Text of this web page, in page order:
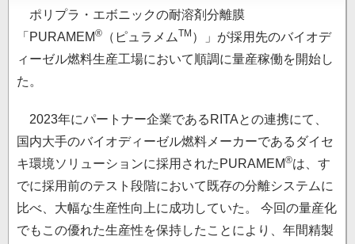
ポリプラ・エボニックの耐溶剤分離膜
「PURAMEM® （ピュラメムTM ）」が採用先のバイオデ
ィーゼル燃料生産工場において順調に量産稼働を開始し
た。
2023年にパートナー企業であるRITAとの連携にて、
国内大手のバイオディーゼル燃料メーカーであるダイセ
キ環境ソリューションに採用されたPURAMEM®は、す
でに採用前のテスト段階において既存の分離システムに
比べ、大幅な生産性向上に成功していた。 今回の量産化
でもこの優れた生産性を保持したことにより、年間精製